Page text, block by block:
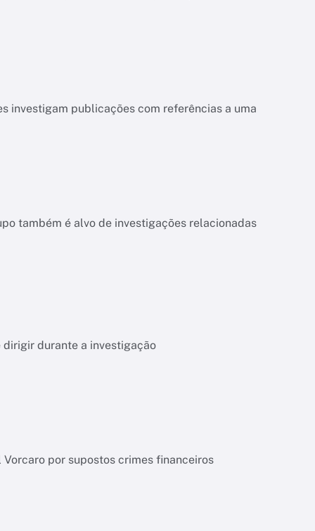
investigam publicações com referências a uma
também é alvo de investigações relacionadas
dirigir durante a investigação
por supostos crimes financeiros